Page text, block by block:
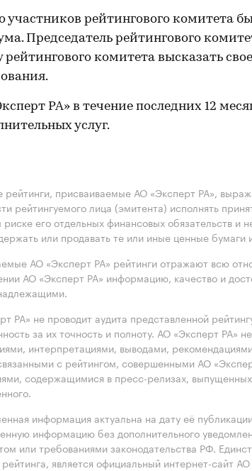
участников рейтингового комитета
Председатель рейтингового
рейтингового комитета высказать
РА» в течение последних 12
услуг.
рейтинги, присваиваемые АО «Эксперт РА»,
рейтингуемого лица (эмитента) исполнять
его отдельных финансовых обязательств и
или продавать те или иные ценные
АО «Эксперт РА» рейтинги отражают всю
АО «Эксперт РА» информацию, качество и
РА» не проводит аудита представленной
за их точность и полноту. АО «Эксперт РА»
интерпретациями, выводами,
с рейтингом, совершенными АО
содержащимися в пресс-релизах,
информация актуальна на дату её
информацию без дополнительного
или требованиями законодательства РФ.
является официальный интернет-сайт